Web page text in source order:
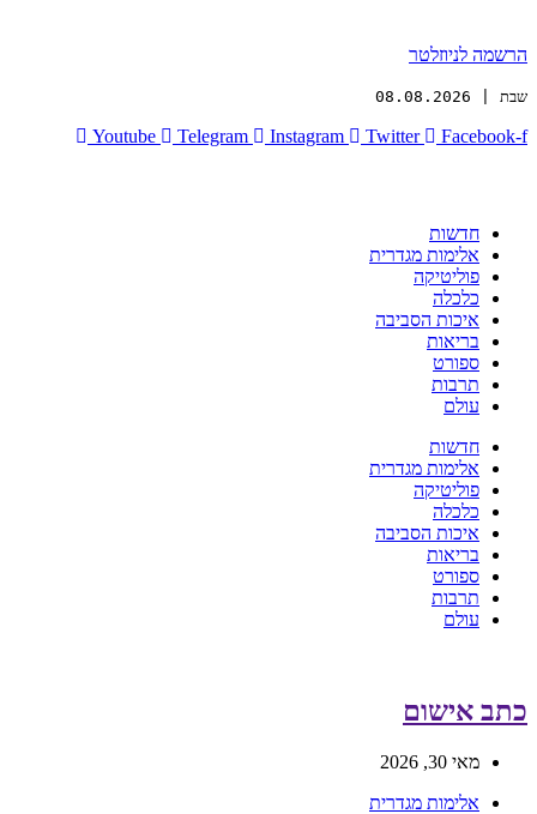
הרשמה לניוזלטר
שבת | 08.08.2026
Youtube Telegram Instagram Twitter Facebook-f
חדשות
אלימות מגדרית
פוליטיקה
כלכלה
איכות הסביבה
בריאות
ספורט
תרבות
עולם
חדשות
אלימות מגדרית
פוליטיקה
כלכלה
איכות הסביבה
בריאות
ספורט
תרבות
עולם
כתב אישום
מאי 30, 2026
אלימות מגדרית